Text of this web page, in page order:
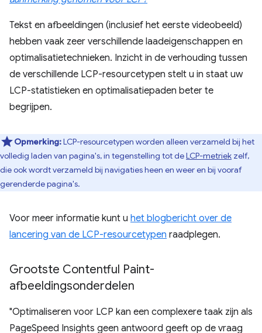
Tekst en afbeeldingen (inclusief het eerste videobeeld)
hebben vaak zeer verschillende laadeigenschappen en
optimalisatietechnieken. Inzicht in de verhouding tussen
de verschillende LCP-resourcetypen stelt u in staat uw
LCP-statistieken en optimalisatiepaden beter te
begrijpen.
Opmerking:LCP-resourcetypen worden alleen verzameld bij het
volledig laden van pagina's, in tegenstelling tot deLCP-metriek zelf,
die ook wordt verzameld bij navigaties heen en weer en bij vooraf
gerenderde pagina's.
Voor meer informatie kunt u het blogbericht over de
lancering van de LCP-resourcetypen raadplegen.
Grootste Contentful Paint-
afbeeldingsonderdelen
"Optimaliseren voor LCP kan een complexere taak zijn als
PageSpeed ​​Insights geen antwoord geeft op de vraag